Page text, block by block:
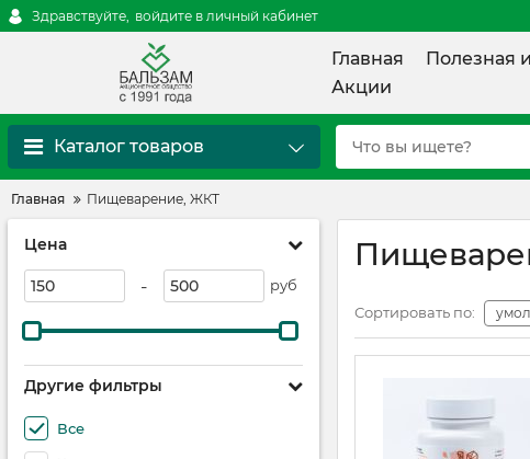
Здравствуйте, войдите в личный кабинет
Главная Полезная
Акции
Каталог товаров
Главная Пищеварение, ЖКТ
Цена
- руб
Другие фильтры
Все
Сортировать по: